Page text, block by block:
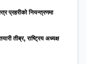
प्रहरीको नियन्त्रणमा
तीब्र, राष्ट्रिय अध्यक्ष